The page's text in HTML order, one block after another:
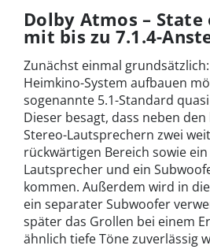
Dolby Atmos –
mit bis zu 7.1.4-
Zunächst einmal
Heimkino-System aufbauen
sogenannte 5.1-Standard
Dieser besagt, dass neben
Stereo-Lautsprechern zwei
rückwärtigen Bereich sowie
Lautsprecher und ein
kommen. Außerdem wird in
ein separater Subwoofer
später das Grollen bei einem
ähnlich tiefe Töne zuverlässig